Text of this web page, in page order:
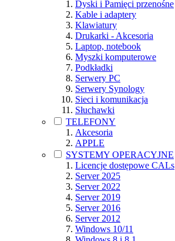
Dyski i Pamięci przenośne
Kable i adaptery
Klawiatury
Drukarki - Akcesoria
Laptop, notebook
Myszki komputerowe
Podkładki
Serwery PC
Serwery Synology
Sieci i komunikacja
Słuchawki
TELEFONY
Akcesoria
APPLE
SYSTEMY OPERACYJNE
Licencje dostępowe CALs
Server 2025
Server 2022
Server 2019
Server 2016
Server 2012
Windows 10/11